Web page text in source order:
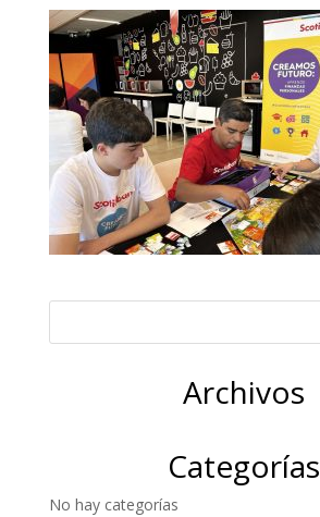
Archivos
Categorías
No hay categorías